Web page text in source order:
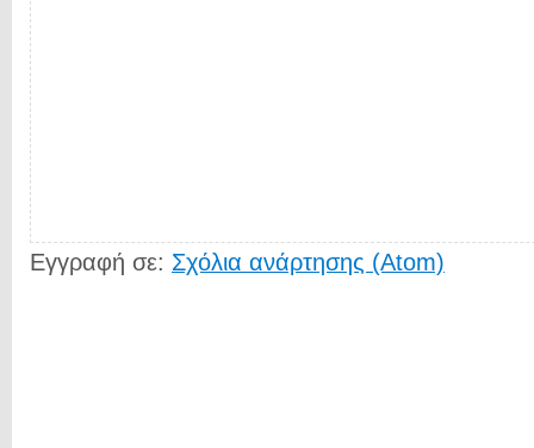
Εγγραφή σε: Σχόλια ανάρτησης (Atom)